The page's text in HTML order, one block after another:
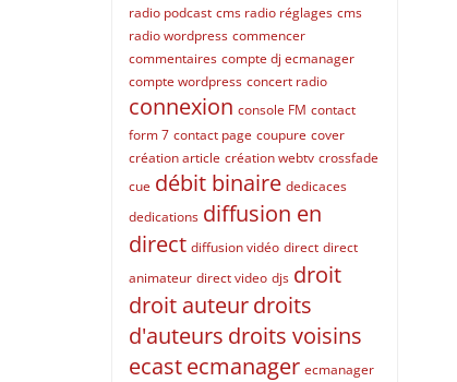
radio podcast cms radio réglages cms
radio wordpress commencer
commentaires compte dj ecmanager
compte wordpress concert radio
connexion console FM contact
form 7 contact page coupure cover
création article création webtv crossfade
cue débit binaire dedicaces
dedications diffusion en
direct diffusion vidéo direct direct
animateur direct video djs droit
droit auteurdroits
d'auteurs droits voisins
ecastecmanager ecmanager